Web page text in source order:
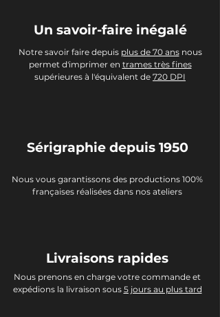
Un savoir-faire inégalé
Notre savoir faire depuis plus de 70 ansnous
permet d'imprimer en trames très fines
supérieures à l'équivalent de 720 DPI
Sérigraphie depuis 1950
Nous vous garantissons des productions 100%
françaises réalisées dans nos ateliers
Livraisons rapides
Nous prenons en charge votre commande et
expédions la livraison sous 5 jours au plus tard